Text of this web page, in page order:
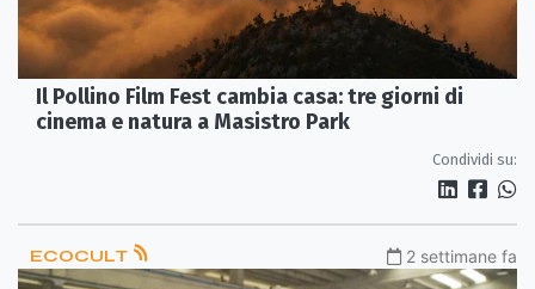
Il Pollino Film Fest cambia casa: tre giorni di
cinema e natura a Masistro Park
Condividi su:
ECOCULT 2 settimane fa